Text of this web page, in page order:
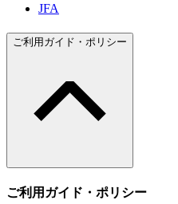
JFA
ご利用ガイド・ポリシー
ご利用ガイド・ポリシー